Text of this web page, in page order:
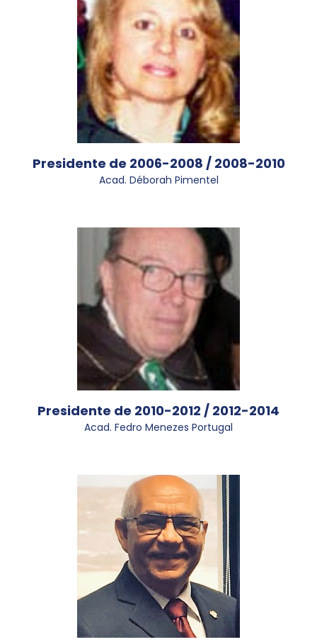
Presidente de 2006-2008 / 2008-2010
Acad. Déborah Pimentel
Presidente de 2010-2012 / 2012-2014
Acad. Fedro Menezes Portugal